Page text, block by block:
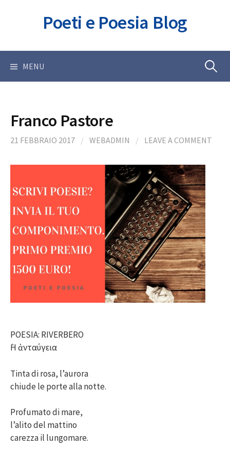
Poeti e Poesia Blog
MENU Ricerca
Franco Pastore
21 FEBBRAIO 2017 / WEBADMIN / LEAVE A COMMENT
POESIA: RIVERBERO
᾽H ἀνταύγεια
Tinta di rosa, l’aurora
chiude le porte alla notte.
Profumato di mare,
l’alito del mattino
carezza il lungomare.